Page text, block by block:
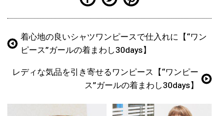
着心地の良いシャツワンピースで仕入れに【“ワン
ピース”ガールの着まわし30days】
レディな気品を引き寄せるワンピース【“ワンピー
ス”ガールの着まわし30days】